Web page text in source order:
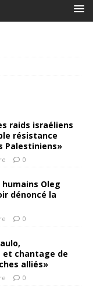
raids israéliens
résistance
Palestiniens»
0
Oleg
dénoncé la
0
chantage de
alliés»
0